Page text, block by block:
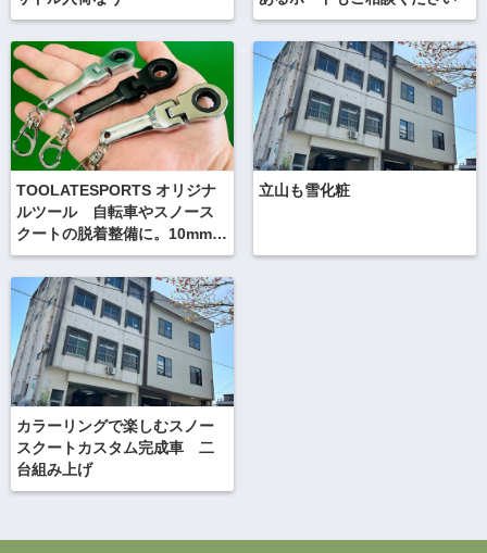
TOOLATESPORTS オリジナ
ルツール 自転車やスノース
クートの脱着整備に。10mmラ
チェットキーホルダー
立山も雪化粧
カラーリングで楽しむスノー
スクートカスタム完成車 二
台組み上げ